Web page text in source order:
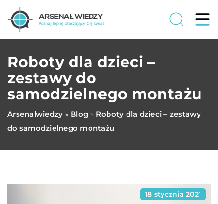
Roboty dla dzieci –
zestawy do
samodzielnego montażu
Arsenalwiedzy » Blog » Roboty dla dzieci – zestawy
do samodzielnego montażu
18 stycznia 2021